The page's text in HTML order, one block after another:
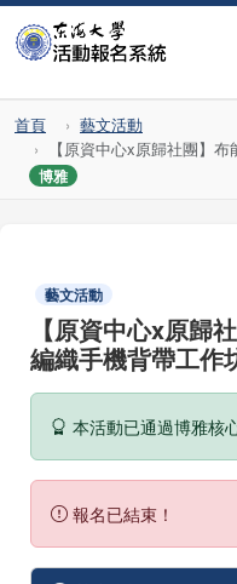
首頁
藝文活動
【原資中心x原歸社團】
博雅
藝文活動
【原資中心x原歸
編織手機背帶工作
本活動已通過博雅核
報名已結束！